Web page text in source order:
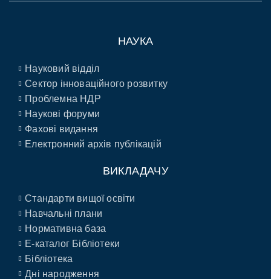
НАУКА
Науковий відділ
Сектор інноваційного розвитку
Проблемна НДР
Наукові форуми
Фахові видання
Електронний архів публікацій
ВИКЛАДАЧУ
Стандарти вищої освіти
Навчальні плани
Нормативна база
E-каталог Бібліотеки
Бібліотека
Дні народження